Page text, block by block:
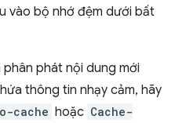
vào bộ nhớ đệm dưới bất
phát nội dung mới
thông tin nhạy cảm, hãy
cache hoặc Cache-